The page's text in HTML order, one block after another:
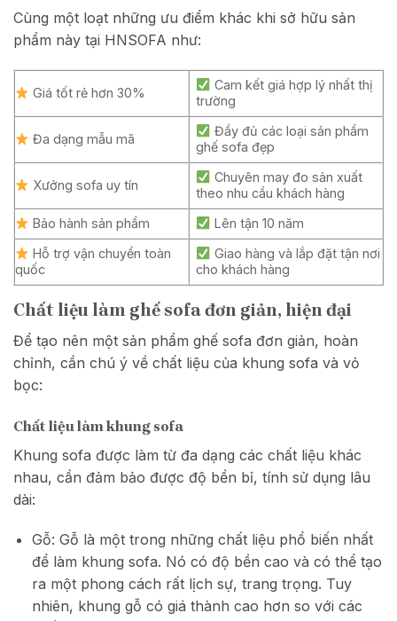
Cùng một loạt những ưu điểm khác khi sở hữu sản
phẩm này tại HNSOFA như:
Giá tốt rẻ hơn 30%
Cam kết giá hợp lý nhất thị
trường
Đa dạng mẫu mã
Đầy đủ các loại sản phẩm
ghế sofa đẹp
Xưởng sofa uy tín
Chuyên may đo sản xuất
theo nhu cầu khách hàng
Bảo hành sản phẩm
Lên tận 10 năm
Hỗ trợ vận chuyển toàn
quốc
Giao hàng và lắp đặt tận nơi
cho khách hàng
Chất liệu làm ghế sofa đơn giản, hiện đại
Để tạo nên một sản phẩm ghế sofa đơn giản, hoàn
chỉnh, cần chú ý về chất liệu của khung sofa và vỏ
bọc:
Chất liệu làm khung sofa
Khung sofa được làm từ đa dạng các chất liệu khác
nhau, cần đảm bảo được độ bền bỉ, tính sử dụng lâu
dài:
Gỗ: Gỗ là một trong những chất liệu phổ biến nhất
để làm khung sofa. Nó có độ bền cao và có thể tạo
ra một phong cách rất lịch sự, trang trọng. Tuy
nhiên, khung gỗ có giá thành cao hơn so với các